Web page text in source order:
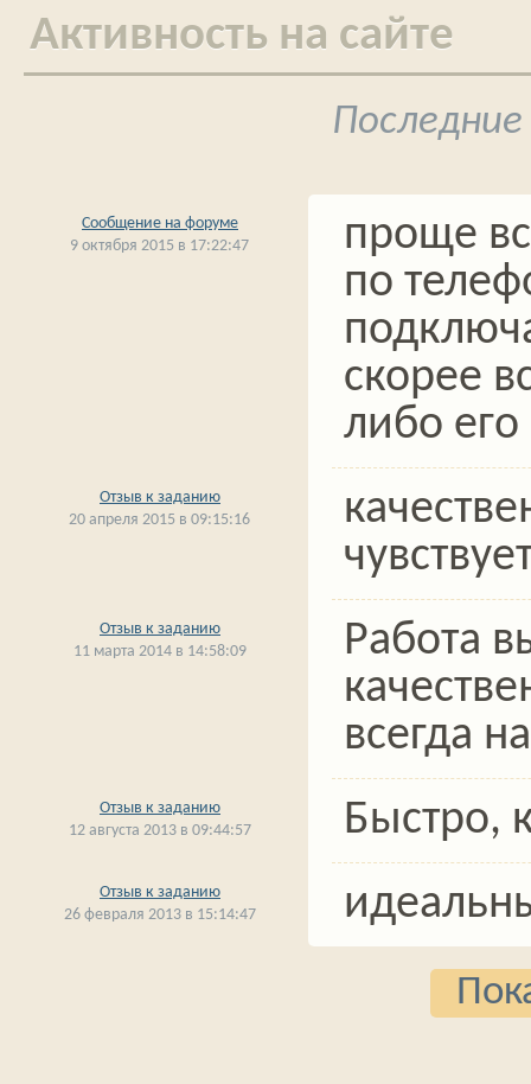
Активность на сайте
Сообщение на форуме
9 октября 2015 в 17:22:47
проще
по
скорее
либо
Отзыв к заданию
20 апреля 2015 в 09:15:16
Отзыв к заданию
11 марта 2014 в 14:58:09
Работа
всегда
Отзыв к заданию
12 августа 2013 в 09:44:57
Быстро,
Отзыв к заданию
26 февраля 2013 в 15:14:47